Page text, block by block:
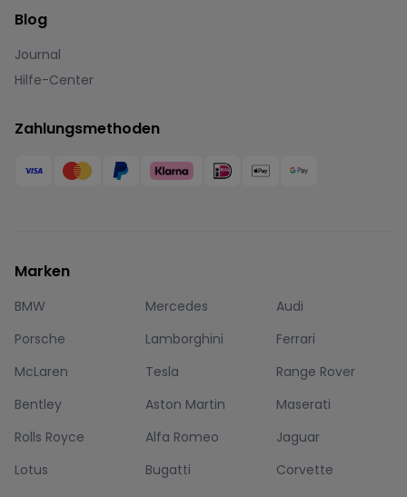
Blog
Journal
Hilfe-Center
Zahlungsmethoden
Marken
BMW Mercedes
Audi
Porsche
Lamborghini
Ferrari
McLaren
Tesla
Range Rover
Bentley
Aston Martin
Maserati
Rolls Royce
Alfa Romeo
Jaguar
Lotus
Bugatti Corvette